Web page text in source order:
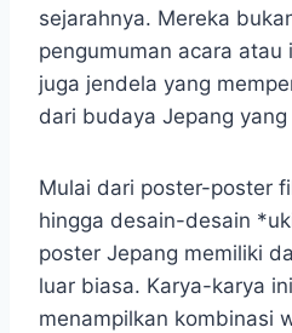
sejarahnya. Mereka
pengumuman acara
juga jendela yang
dari budaya Jepang yang
Mulai dari poster-poster
hingga desain-desain
poster Jepang memiliki
luar biasa. Karya-karya
menampilkan kombinasi